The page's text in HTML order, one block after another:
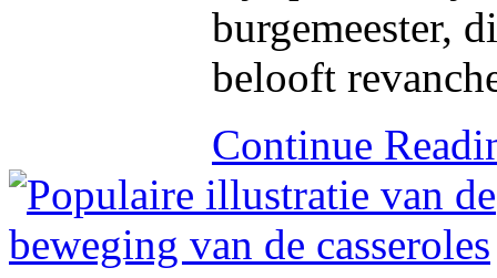
burgemeester,
belooft
Continue